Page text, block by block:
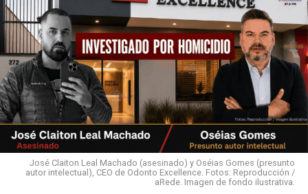
José Claiton Leal Machado (asesinado) y Oséias Gomes (presunto
autor intelectual), CEO de Odonto Excellence. Fotos: Reproducción /
aRede. Imagen de fondo ilustrativa.